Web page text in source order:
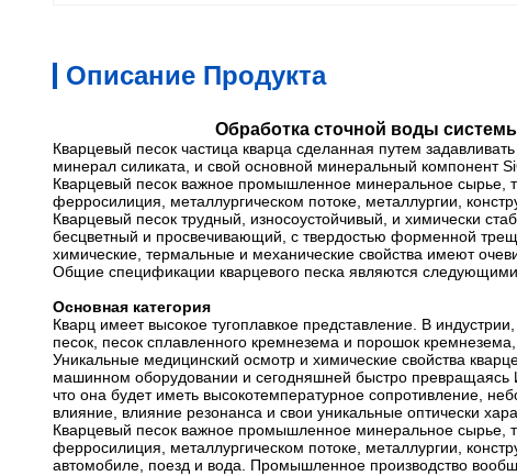
Описание Продукта
Обработка сточной воды
Кварцевый песок частица кварца сделанная путем
минерал силиката, и свой основной минеральный компонент
Кварцевый песок важное промышленное минеральное сырье,
ферросилиция, металлургическом потоке, металлургии,
Кварцевый песок трудный, износоустойчивый, и химически
бесцветный и просвечивающий, с твердостью форменной
химические, термальные и механические свойства имеют
Общие спецификации кварцевого песка являются
Основная категория
Кварц имеет высокое тугоплавкое представление. В
песок, песок сплавленного кремнезема и порошок кремнезема,
Уникальные медицинский осмотр и химические свойства
машинном оборудовании и сегодняшней быстро превращаясь
что она будет иметь высокотемпературное сопротивление,
влияние, влияние резонанса и свои уникальные оптически
Кварцевый песок важное промышленное минеральное сырье,
ферросилиция, металлургическом потоке, металлургии,
автомобиле, поезд и вода. Промышленное производство